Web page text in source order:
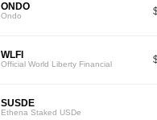
ONDO
Ondo
WLFI
Official World Liberty Financial
SUSDE
Ethena Staked USDe